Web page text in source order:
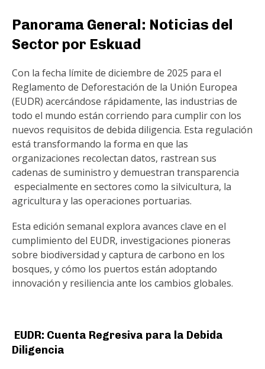
Panorama General: Noticias del
Sector por Eskuad
Con la fecha límite de diciembre de 2025 para el
Reglamento de Deforestación de la Unión Europea
(EUDR) acercándose rápidamente, las industrias de
todo el mundo están corriendo para cumplir con los
nuevos requisitos de debida diligencia. Esta regulación
está transformando la forma en que las
organizaciones recolectan datos, rastrean sus
cadenas de suministro y demuestran transparencia
especialmente en sectores como la silvicultura, la
agricultura y las operaciones portuarias.
Esta edición semanal explora avances clave en el
cumplimiento del EUDR, investigaciones pioneras
sobre biodiversidad y captura de carbono en los
bosques, y cómo los puertos están adoptando
innovación y resiliencia ante los cambios globales.
EUDR: Cuenta Regresiva para la Debida
Diligencia